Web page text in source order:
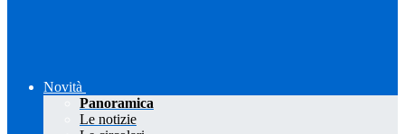
Novità
Panoramica
Le notizie